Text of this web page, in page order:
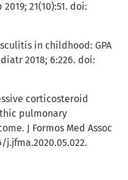
21(10):51. doi:
in childhood: GPA
2018; 6:226. doi:
corticosteroid
pulmonary
J Formos Med Assoc
j.jfma.2020.05.022.